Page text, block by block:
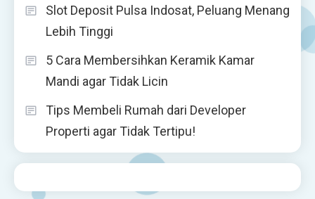
Slot Deposit Pulsa Indosat, Peluang Menang
Lebih Tinggi
5 Cara Membersihkan Keramik Kamar
Mandi agar Tidak Licin
Tips Membeli Rumah dari Developer
Properti agar Tidak Tertipu!